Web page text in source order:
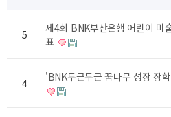
5
제4회 BNK부산은행 어린이 미
표
4 'BNK두근두근 꿈나무 성장 장